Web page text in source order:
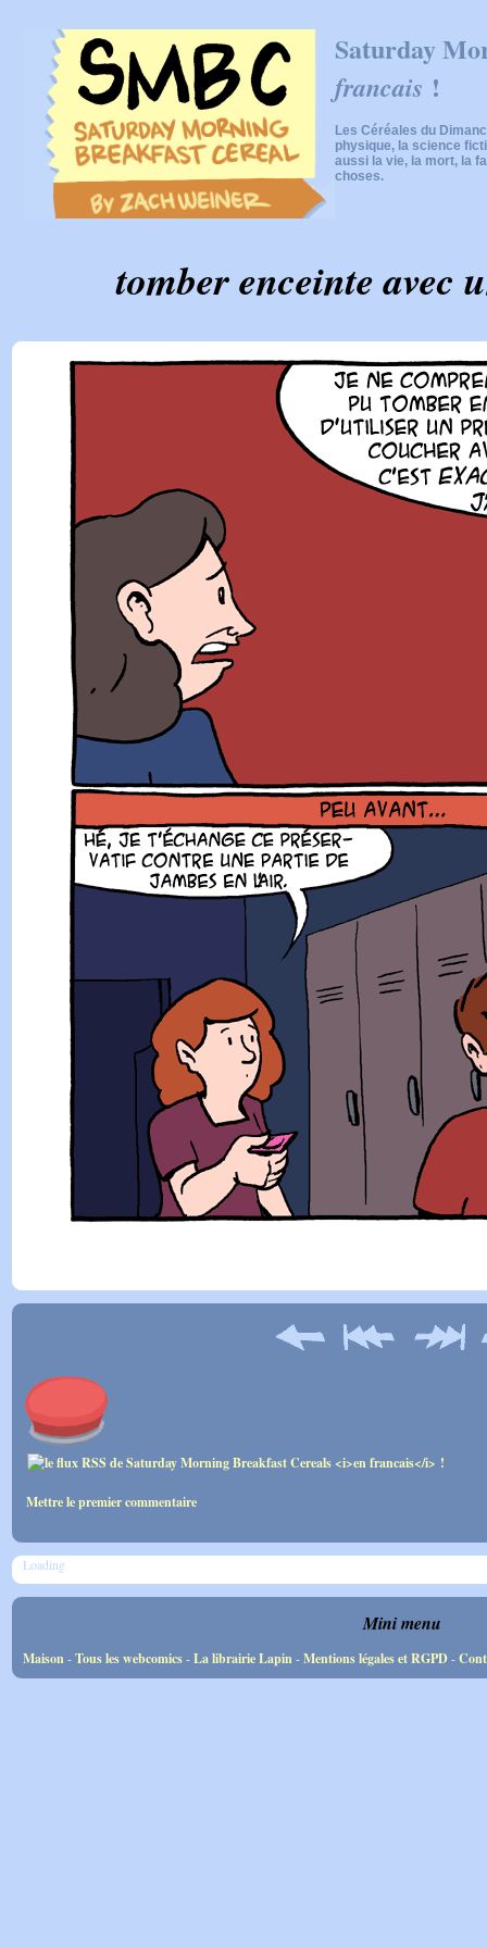
Saturday
francais !
Les Céréales du
physique, la science
aussi la vie, la mort, la
choses.
tomber enceinte avec
Mettre le premier commentaire
Loading
Mini menu
Maison-Tous les webcomics-La librairie Lapin-Mentions légales et RGPD-